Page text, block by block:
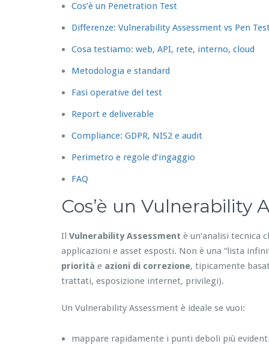
Cos’è un Penetration Test
Differenze: Vulnerability Assessment vs Pen
Cosa testiamo: web, API, rete, interno, cloud
Metodologia e standard
Fasi operative del test
Report e deliverable
Compliance: GDPR, NIS2 e audit
Perimetro e regole d’ingaggio
FAQ
Cos’è un Vulnerability
Il Vulnerability Assessment è un’analisi tecnica
applicazioni e asset esposti. Non è una “lista
priorità e azioni di correzione, tipicamente
trattati, esposizione internet, privilegi).
Un Vulnerability Assessment è ideale se vuoi:
mappare rapidamente i punti deboli più